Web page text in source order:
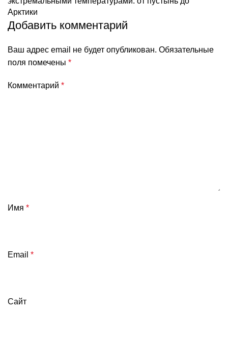
Арктики
Добавить комментарий
Ваш адрес email не будет опубликован. Обязательные
поля помечены *
Комментарий *
Имя *
Email *
Сайт